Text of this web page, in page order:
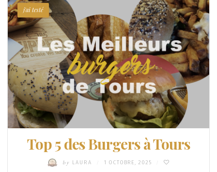
j'ai testé
Top 5 des Burgers à Tours
by LAURA 1 OCTOBRE, 2025